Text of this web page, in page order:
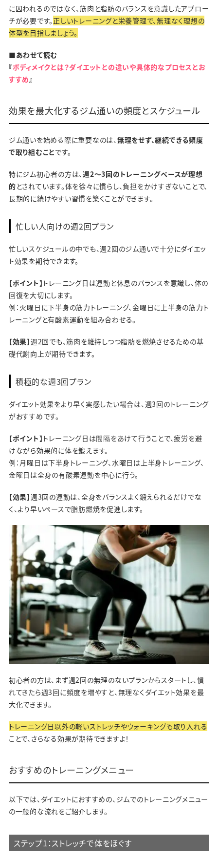
に囚われるのではなく、筋肉と脂肪のバランスを意識したアプロー
チが必要です。 正しいトレーニングと栄養管理で、無理なく理想の
体型を目指しましょう。
■あわせて読む
『ボディメイクとは？ダイエットとの違いや具体的なプロセスとお
すすめ』
効果を最大化するジム通いの頻度とスケジュール
ジム通いを始める際に重要なのは、無理をせず、継続できる頻度
で取り組むことです。
特にジム初心者の方は、週2～3回のトレーニングペースが理想
的 とされています。体を徐々に慣らし、負担をかけすぎないことで、
長期的に続けやすい習慣を築くことができます。
忙しい人向けの週2回プラン
忙しいスケジュールの中でも、週2回のジム通いで十分にダイエッ
ト効果を期待できます。
【ポイント】 トレーニング日は運動と休息のバランスを意識し、体の
回復を大切にします。
例：火曜日に下半身の筋力トレーニング、金曜日に上半身の筋力ト
レーニングと有酸素運動を組み合わせる。
【効果】週2回でも、筋肉を維持しつつ脂肪を燃焼させるための基
礎代謝向上が期待できます。
積極的な週3回プラン
ダイエット効果をより早く実感したい場合は、週3回のトレーニング
がおすすめです。
【ポイント】 トレーニング日は間隔をあけて行うことで、疲労を避
けながら効果的に体を鍛えます。
例：月曜日は下半身トレーニング、水曜日は上半身トレーニング、
金曜日は全身の有酸素運動を中心に行う。
【効果】週3回の運動は、全身をバランスよく鍛えられるだけでな
く、より早いペースで脂肪燃焼を促進します。
初心者の方は、まず週2回の無理のないプランからスタートし、慣
れてきたら週3回に頻度を増やすと、無理なくダイエット効果を最
大化できます。
トレーニング日以外の軽いストレッチやウォーキングも取り入れる
ことで、さらなる効果が期待できますよ！
おすすめのトレーニングメニュー
以下では、ダイエットにおすすめの、ジムでのトレーニングメニュー
の一般的な流れをご紹介します。
ステップ1：ストレッチで体をほぐす